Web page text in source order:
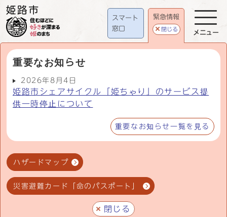
スマート
窓口
緊急情報
閉じる
重要なお知らせ
2026年8月4日
姫路市シェアサイクル「姫ちゃり」のサービス提
供一時停止について
重要なお知らせ一覧を見る
ハザードマップ
災害避難カード「命のパスポート」
閉じる
メニュー